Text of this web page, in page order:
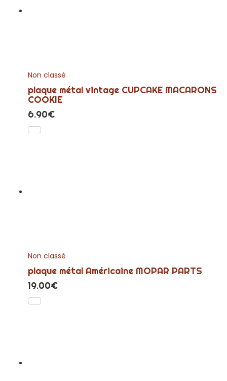
Non classé
plaque métal vintage CUPCAKE MACARONS
COOKIE
6.90€
Non classé
plaque métal Américaine MOPAR PARTS
19.00€